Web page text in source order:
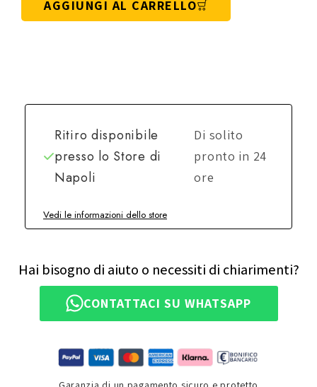
AGGIUNGI AL CARRELLO
Ritiro disponibile
presso lo Store di
Napoli
Di solito
pronto in 24
ore
Vedi le informazioni dello store
Hai bisogno di aiuto o necessiti di chiarimenti?
CONTATTACI SU WHATSAPP